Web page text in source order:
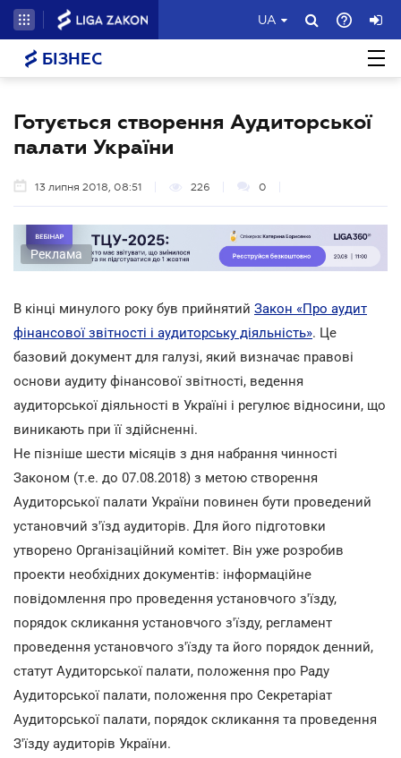
UA
БІЗНЕС
Готується створення Аудиторської
палати України
13 липня 2018, 08:51 226 0
Реклама
В кінці минулого року був прийнятий Закон «Про аудит
фінансової звітності і аудиторську діяльність». Це
базовий документ для галузі, який визначає правові
основи аудиту фінансової звітності, ведення
аудиторської діяльності в Україні і регулює відносини, що
виникають при її здійсненні.
Не пізніше шести місяців з дня набрання чинності
Законом (т.е. до 07.08.2018) з метою створення
Аудиторської палати України повинен бути проведений
установчий з'їзд аудиторів. Для його підготовки
утворено Організаційний комітет. Він уже розробив
проекти необхідних документів: інформаційне
повідомлення про проведення установчого з'їзду,
порядок скликання установчого з'їзду, регламент
проведення установчого з'їзду та його порядок денний,
статут Аудиторської палати, положення про Раду
Аудиторської палати, положення про Секретаріат
Аудиторської палати, порядок скликання та проведення
З'їзду аудиторів України.